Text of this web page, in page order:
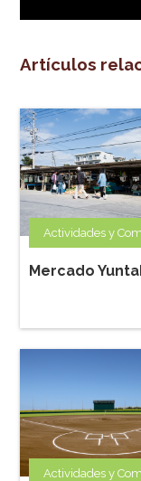
Artículos
Actividades y
Mercado
Actividades y